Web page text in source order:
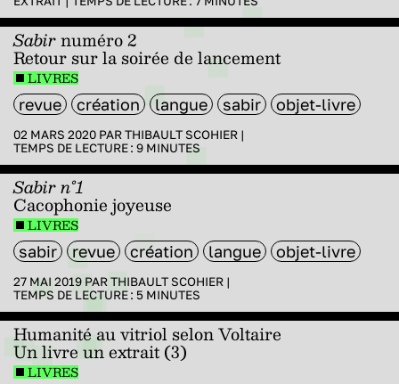
Sabirnuméro 2
Retour sur la soirée de lancement
LIVRES
revue création langue sabir objet-livre
02 MARS 2020 PARTHIBAULT SCOHIER |
TEMPS DE LECTURE : 9 MINUTES
Sabir n°1
Cacophonie joyeuse
LIVRES
sabir revue création langue objet-livre
27 MAI 2019 PARTHIBAULT SCOHIER |
TEMPS DE LECTURE : 5 MINUTES
Humanité au vitriol selon Voltaire
Un livre un extrait (3)
LIVRES